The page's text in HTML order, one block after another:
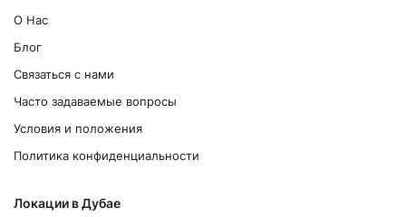
О Нас
Блог
Связаться с нами
Часто задаваемые вопросы
Условия и положения
Политика конфиденциальности
Локации в Дубае